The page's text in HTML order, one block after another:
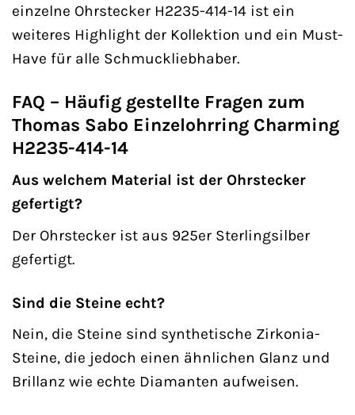
einzelne Ohrstecker H2235-414-14 ist ein
weiteres Highlight der Kollektion und ein Must-
Have für alle Schmuckliebhaber.
FAQ – Häufig gestellte Fragen zum
Thomas Sabo Einzelohrring Charming
H2235-414-14
Aus welchem Material ist der Ohrstecker
gefertigt?
Der Ohrstecker ist aus 925er Sterlingsilber
gefertigt.
Sind die Steine echt?
Nein, die Steine sind synthetische Zirkonia-
Steine, die jedoch einen ähnlichen Glanz und
Brillanz wie echte Diamanten aufweisen.